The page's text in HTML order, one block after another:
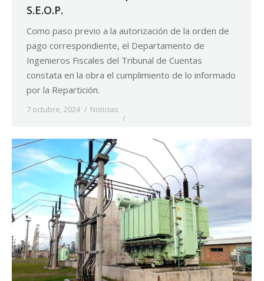
S.E.O.P.
Como paso previo a la autorización de la orden de
pago correspondiente, el Departamento de
Ingenieros Fiscales del Tribunal de Cuentas
constata en la obra el cumplimiento de lo informado
por la Repartición.
7 octubre, 2024 Noticias